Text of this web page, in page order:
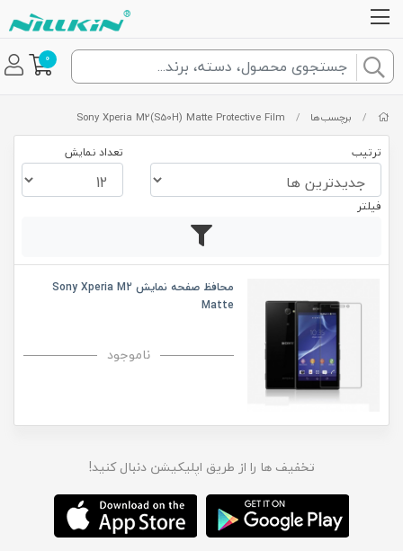
0
/ برچسب‌ها /
Sony Xperia M2(S50H) Matte Protective Film
ترتیب تعداد نمایش
فیلتر
محافظ صفحه نمایش Sony Xperia M2
Matte
ناموجود
تخفیف ها را از طریق اپلیکیشن دنبال کنید!